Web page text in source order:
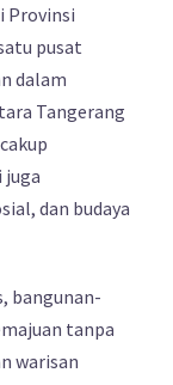
Provinsi
pusat
dalam
Tangerang
dan budaya
bangunan-
tanpa
warisan